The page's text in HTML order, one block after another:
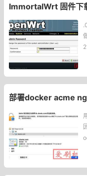
ImmortalWrt 固件下
部署docker acme